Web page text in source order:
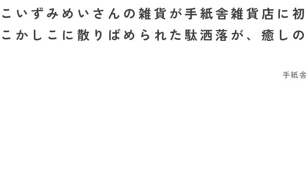
こいずみめいさんの雑貨が手紙舎雑貨店に
こかしこに散りばめられた駄洒落が、癒し
手紙